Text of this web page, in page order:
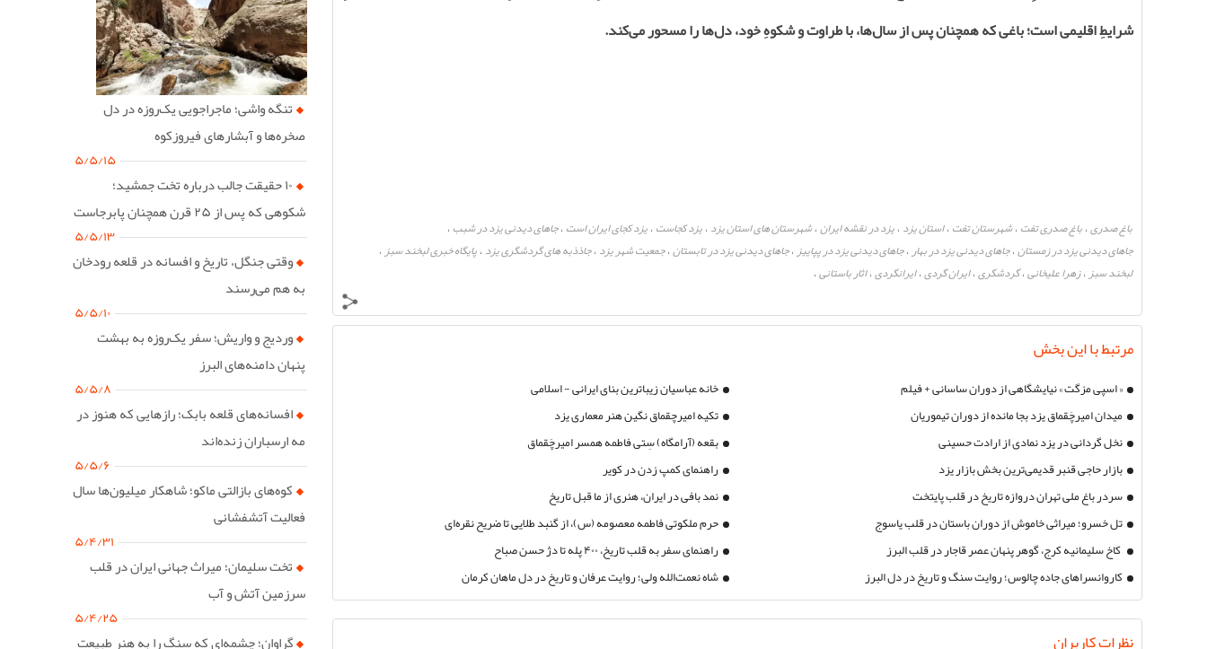
شرایطِ اقلیمی است؛ باغی که همچنان پس از سال‌ها، با طراوت و شکوهِ خود، دل‌ها را مسحور می‌کند.
باغ صدری،باغ صدری تفت ،شهرستان تفت ،استان یزد ،یزد در نقشه ایران،شهرستان های استان یزد ،یزد کجاست ،یزد کجای ایران است ،جاهای دیدنی یزد در شبب ،
جاهای دیدنی یزد در زمستان،جاهای دیدنی یزد در بهار،جاهای دیدنی یزد در پپاییز ،جاهای دیدنی یزد در تابستان،جمعیت شهر یزد ،جاذذبه های گردشگری یزد ،پایگاه خبری لبخند سبز ،
لبخند سبز ،زهرا علیخانی،گردشگری،ایران گردی،ایرانگردی،اثار باستانی،
مرتبط با این بخش
« اسپی مزگت » نیایشگاهی از دوران ساسانی + فیلم
خانه عباسیان زیباترین بنای ایرانی - اسلامی
میدان امیرچَقماق یزد بجا مانده از دوران تیموریان
تکیه امیرچقماق نگین هنر معماری یزد
نخل گردانی در یزد نمادی از ارادت حسینی
بقعه (آرامگاه) سِتی فاطمه همسر امیرچَقماق
بازار حاجی قنبر قدیمی‌ترین بخش بازار یزد
راهنمای کمپ زدن در کویر
سردر باغ ملی تهران دروازه تاریخ در قلب پایتخت
نمد بافی در ایران، هنری از ما قبل تاریخ
تل خسرو؛ میراثی خاموش از دوران باستان در قلب یاسوج
حرم ملکوتی فاطمه معصومه (س)، از گنبد طلایی تا ضریح نقره‌ای
کاخ سلیمانیه کرج، گوهر پنهان عصر قاجار در قلب البرز
راهنمای سفر به قلب تاریخ، ۴۰۰ پله تا دژ حسن صباح
کاروانسراهای جاده چالوس؛ روایت سنگ و تاریخ در دل البرز
شاه نعمت‌الله ولی؛ روایت عرفان و تاریخ در دل ماهان کرمان
نظرات کاربران
تنگه واشی؛ ماجراجویی یک‌روزه در دل
صخره‌ها و آبشارهای فیروزکوه
۵/۵/۱۵
۱۰ حقیقت جالب درباره تخت جمشید؛
شکوهی که پس از ۲۵ قرن همچنان پابرجاست
۵/۵/۱۳
وقتی جنگل، تاریخ و افسانه در قلعه رودخان
به هم می‌رسند
۵/۵/۱۰
وردیج و واریش؛ سفر یک‌روزه به بهشت
پنهان دامنه‌های البرز
۵/۵/۸
افسانه‌های قلعه بابک؛ رازهایی که هنوز در
مه ارسباران زنده‌اند
۵/۵/۶
کوه‌های بازالتی ماکو؛ شاهکار میلیون‌ها سال
فعالیت آتشفشانی
۵/۴/۳۱
تخت سلیمان؛ میراث جهانی ایران در قلب
سرزمین آتش و آب
۵/۴/۲۵
گراوان؛ چشمه‌ای که سنگ را به هنر طبیعت